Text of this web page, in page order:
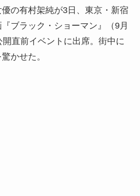
優の有村架純が3日、東京・新宿
ブラック・ショーマン』（9月
直前イベントに出席。街中に
かせた。